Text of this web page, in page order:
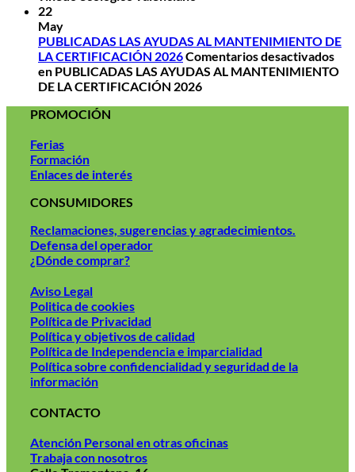
22
May
PUBLICADAS LAS AYUDAS AL MANTENIMIENTO DE
LA CERTIFICACIÓN 2026Comentarios desactivados
en PUBLICADAS LAS AYUDAS AL MANTENIMIENTO
DE LA CERTIFICACIÓN 2026
PROMOCIÓN
Ferias
Formación
Enlaces de interés
CONSUMIDORES
Reclamaciones, sugerencias y agradecimientos.
Defensa del operador
¿Dónde comprar?
Aviso Legal
Politica de cookies
Política de Privacidad
Política y objetivos de calidad
Política de Independencia e imparcialidad
Política sobre confidencialidad y seguridad de la
información
CONTACTO
Atención Personal en otras oficinas
Trabaja con nosotros